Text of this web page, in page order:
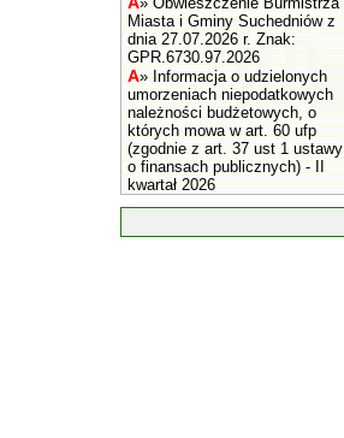
Miasta i Gminy Suchedniów z
dnia 27.07.2026 r. Znak:
GPR.6730.97.2026
A» Informacja o udzielonych
umorzeniach niepodatkowych
należności budżetowych, o
których mowa w art. 60 ufp
(zgodnie z art. 37 ust 1 ustawy
o finansach publicznych) - II
kwartał 2026